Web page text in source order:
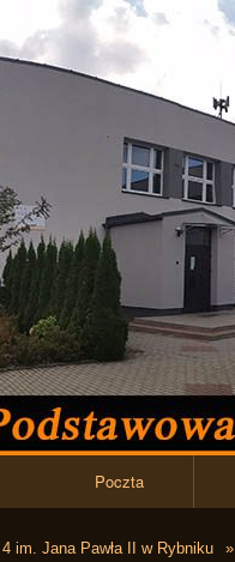
Poczta
im. Jana Pawła II w Rybniku